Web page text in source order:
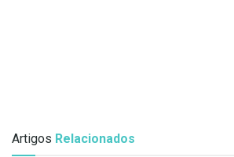
Artigos Relacionados